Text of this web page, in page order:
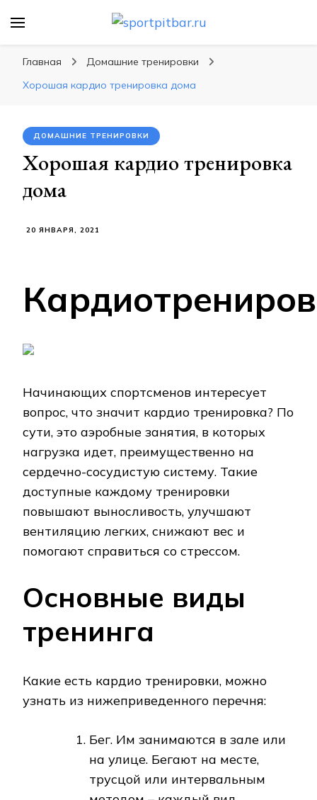
спортивных упражнения, правильные
диеты, программы тренировок
Главная
Домашние тренировки
Хорошая кардио тренировка дома
ДОМАШНИЕ ТРЕНИРОВКИ
Хорошая кардио тренировка
дома
20 ЯНВАРЯ, 2021
Начинающих спортсменов интересует
вопрос, что значит кардио тренировка? По
сути, это аэробные занятия, в которых
нагрузка идет, преимущественно на
сердечно-сосудистую систему. Такие
доступные каждому тренировки
повышают выносливость, улучшают
вентиляцию легких, снижают вес и
помогают справиться со стрессом.
Основные виды
тренинга
Какие есть кардио тренировки, можно
узнать из нижеприведенного перечня:
Бег. Им занимаются в зале или
на улице. Бегают на месте,
трусцой или интервальным